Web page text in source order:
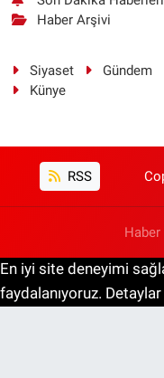
Haber Arşivi
Siyaset Gündem
Künye
RSS
Haber
En iyi site deneyimi
faydalanıyoruz.